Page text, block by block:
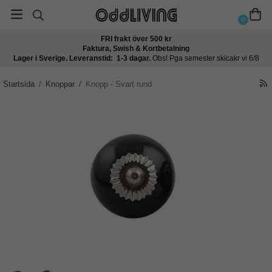
0
FRI frakt över 500 kr
Faktura, Swish & Kortbetalning
Lager i Sverige. Leveranstid: 1-3 dagar. Obs! Pga semester skicakr vi 6/8
Startsida / Knoppar / Knopp - Svart rund